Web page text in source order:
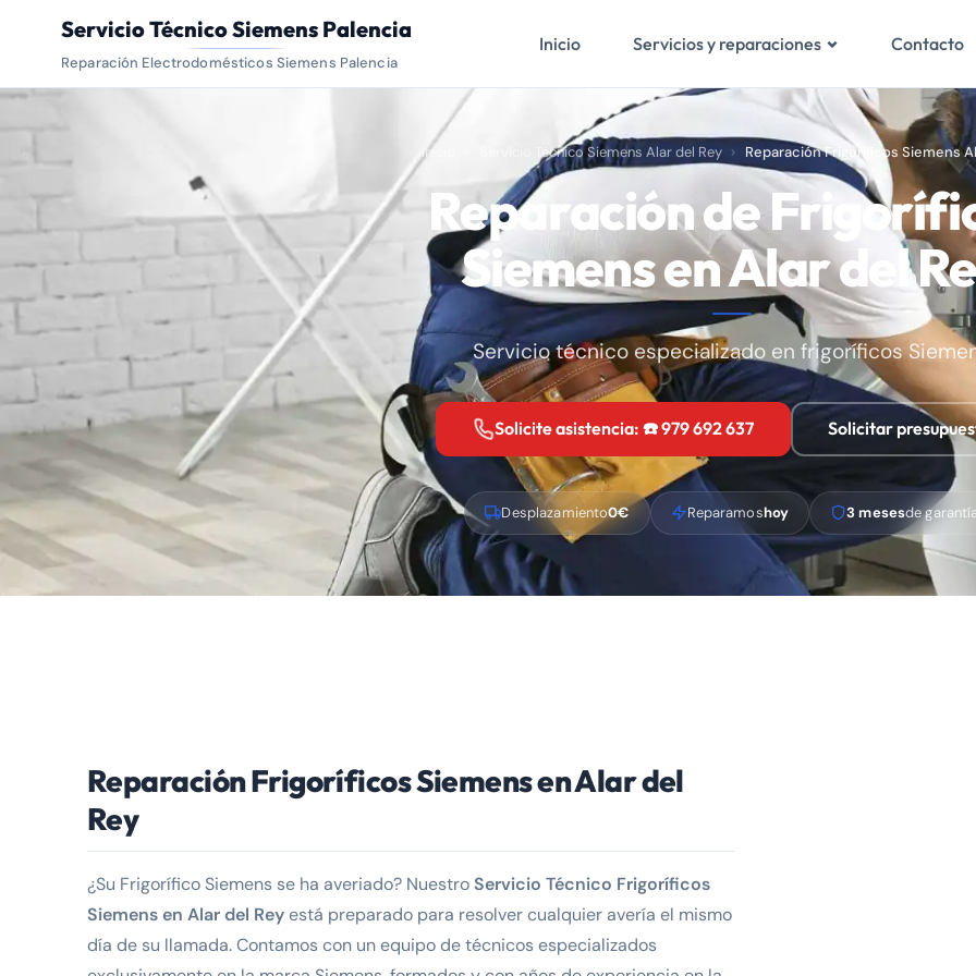
Servicio Técnico Siemens Palencia
Reparación Electrodomésticos Siemens Palencia
Inicio Servicios y reparaciones Contacto
Inicio Servicio Técnico Siemens Alar del Rey Reparación Frigoríficos Siemens
Reparación de
Siemens en Alar del
Servicio técnico especializado en frigoríficos
Solicite asistencia: ☎️ 979 692 637 Solicitar
Desplazamiento0€ Reparamoshoy 3 mesesde
Reparación Frigoríficos Siemens en Alar del
Rey
¿Su Frigorífico Siemens se ha averiado? Nuestro Servicio Técnico Frigoríficos
Siemens en Alar del Reyestá preparado para resolver cualquier avería el mismo
día de su llamada. Contamos con un equipo de técnicos especializados